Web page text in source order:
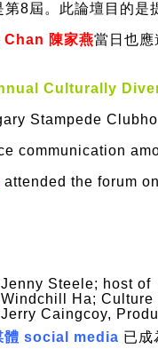
8屆。此論壇目的是
陳家燕當日也應
Culturally
Stampede
communication
attended the forum
Steele; host
Ha;
Caingcoy,
體 social media 已成